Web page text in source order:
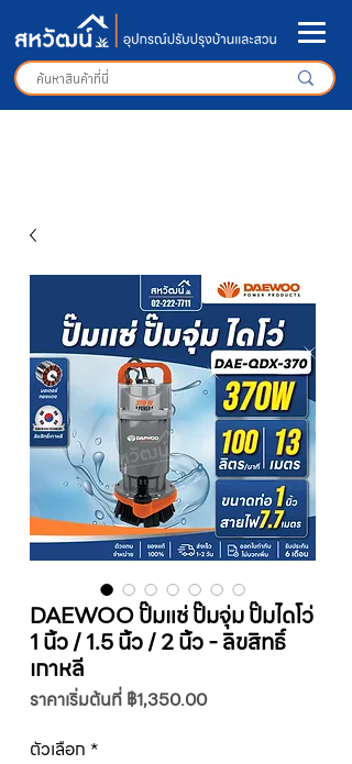
DAEWOO ปั๊มแช่ ปั๊มจุ่ม ปั๊มไดโว่
1 นิ้ว / 1.5 นิ้ว / 2 นิ้ว - ลิขสิทธิ์
เกาหลี
ราคาเริ่มต้นที่ ฿1,350.00ราคา
ตัวเลือก *